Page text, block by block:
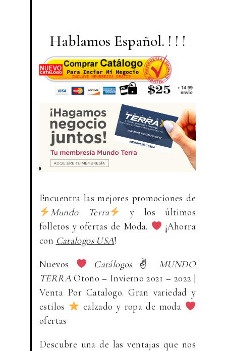
Hablamos Español. ! ! !
Encuentra las mejores promociones de
Mundo Terra
y los últimos
folletos y ofertas de Moda.
¡Ahorra
con Catalogos USA!
Nuevos Catálogos✌ MUNDO
TERRAOtoño – Invierno 2021 – 2022 |
Venta Por Catalogo. Gran variedad y
estilos
calzado y ropa de moda
ofertas
Descubre una de las ventajas que nos